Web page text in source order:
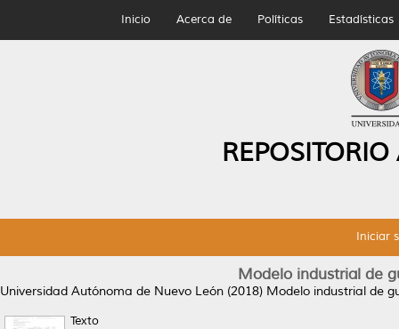
Inicio Acerca de Políticas Estadísticas
Iniciar
Modelo industrial de
Universidad Autónoma de Nuevo León (2018) Modelo industrial de
Texto